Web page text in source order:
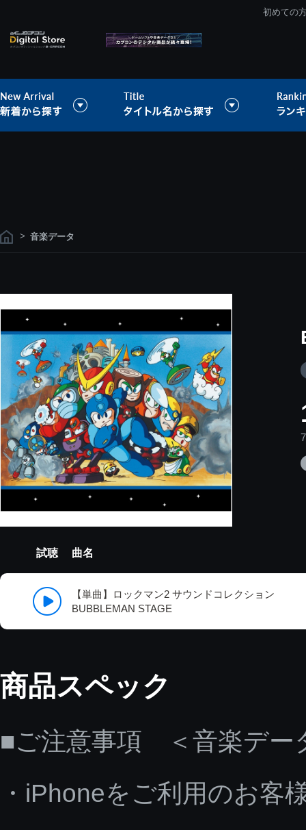
初めての
> 音楽データ
試聴 曲名
【単曲】ロックマン2 サウンドコレクション
BUBBLEMAN STAGE
商品スペック
■ご注意事項 ＜音楽デー
・iPhoneをご利用のお客